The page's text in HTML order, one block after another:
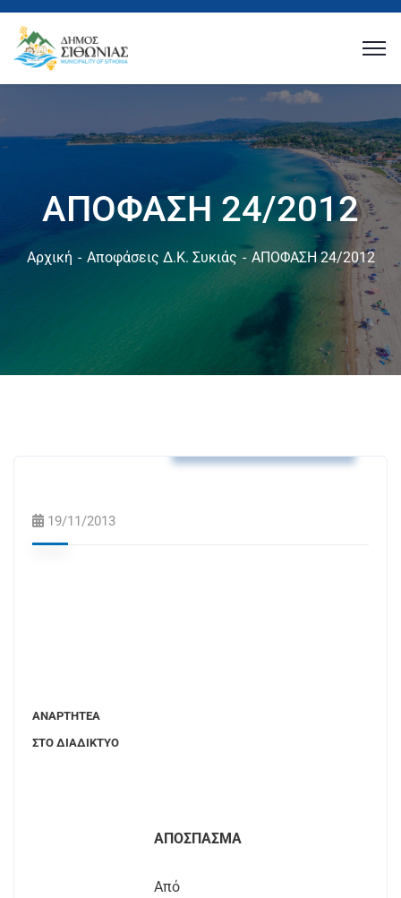
ΑΠΟΦΑΣΗ 24/2012
Αρχική Αποφάσεις Δ.Κ. Συκιάς ΑΠΟΦΑΣΗ 24/2012
19/11/2013
ΑΝΑΡΤΗΤΕΑ
ΣΤΟ ΔΙΑΔΙΚΤΥΟ
ΑΠΟΣΠΑΣΜΑ
Από